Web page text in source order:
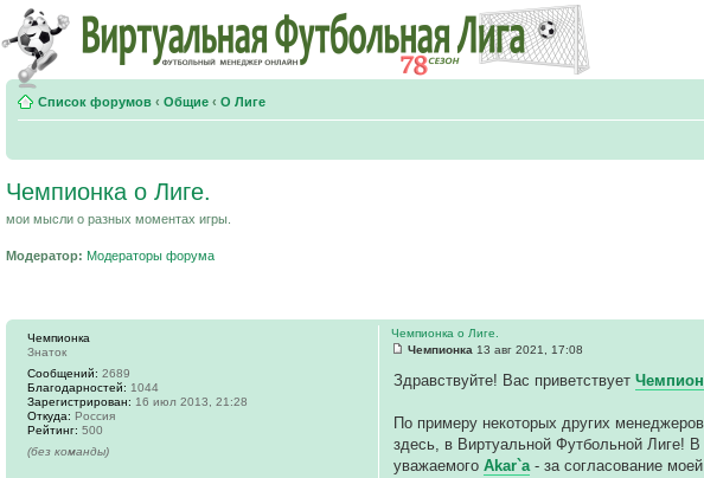
Список форумов ‹ Общие ‹ О Лиге
Чемпионка о Лиге.
мои мысли о разных моментах игры.
Модератор: Модераторы форума
Чемпионка о Лиге.
Чемпионка 13 авг 2021, 17:08
Здравствуйте! Вас приветствует
По примеру некоторых других
здесь, в Виртуальной Футбольной Лиге!
уважаемогоAkar`а- за согласование
Чемпионка
Знаток
Сообщений: 2689
Благодарностей: 1044
Зарегистрирован: 16 июл 2013, 21:28
Откуда: Россия
Рейтинг: 500
(без команды)